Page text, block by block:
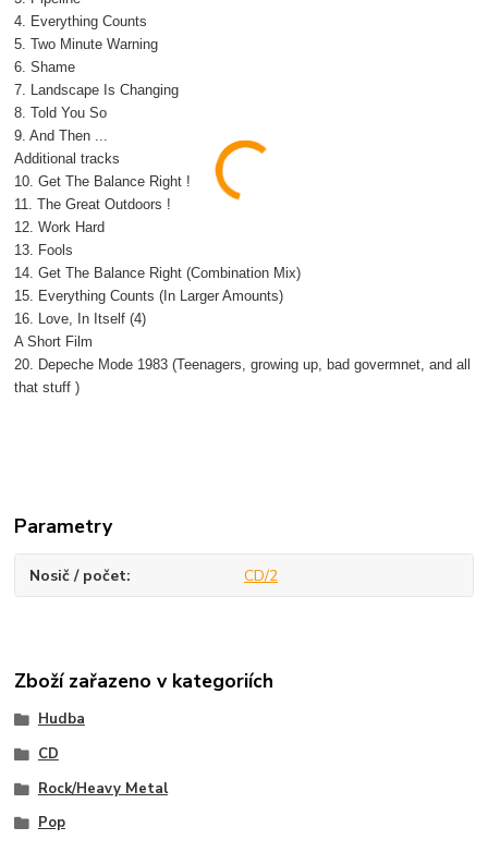
4. Everything Counts
5. Two Minute Warning
6. Shame
7. Landscape Is Changing
8. Told You So
9. And Then ...
Additional tracks
10. Get The Balance Right !
11. The Great Outdoors !
12. Work Hard
13. Fools
14. Get The Balance Right (Combination Mix)
15. Everything Counts (In Larger Amounts)
16. Love, In Itself (4)
A Short Film
20. Depeche Mode 1983 (Teenagers, growing up, bad govermnet, and all
that stuff )
Parametry
Nosič / počet CD/2
Zboží zařazeno v kategoriích
Hudba
CD
Rock/Heavy Metal
Pop